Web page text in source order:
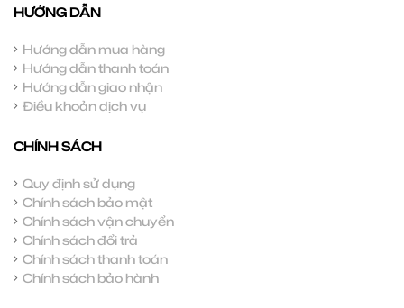
HƯỚNG DẪN
Hướng dẫn mua hàng
Hướng dẫn thanh toán
Hướng dẫn giao nhận
Điều khoản dịch vụ
CHÍNH SÁCH
Quy định sử dụng
Chính sách bảo mật
Chính sách vận chuyển
Chính sách đổi trả
Chính sách thanh toán
Chính sách bảo hành